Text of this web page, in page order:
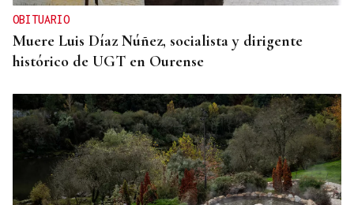
OBITUARIO
Muere Luis Díaz Núñez, socialista y dirigente
histórico de UGT en Ourense